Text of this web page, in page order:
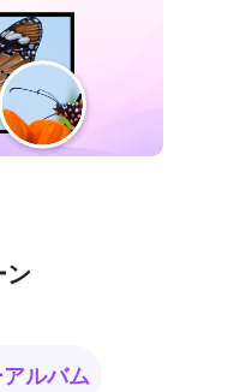
ン
ルバム